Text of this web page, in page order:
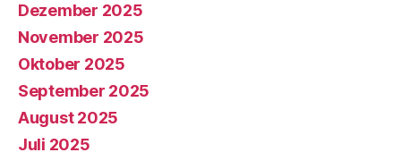
Dezember 2025
November 2025
Oktober 2025
September 2025
August 2025
Juli 2025